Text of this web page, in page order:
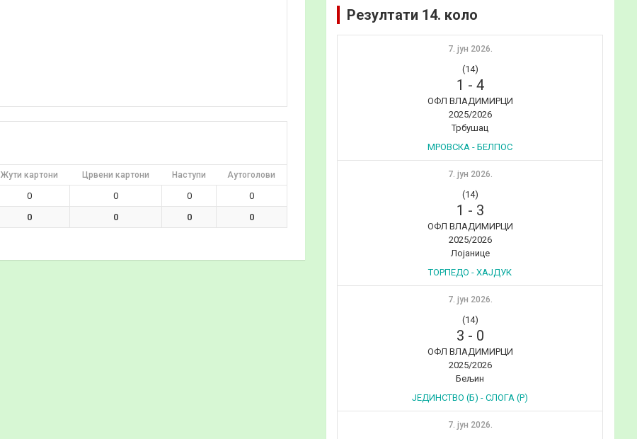
Жути картони Црвени картони Наступи Аутоголови
0 0 0
0
0 0 0 0
Резултати 14. коло
7. јун 2026.
(14)
1 - 4
ОФЛ ВЛАДИМИРЦИ
2025/2026
Трбушац
МРОВСКА - БЕЛПОС
7. јун 2026.
(14)
1 - 3
ОФЛ ВЛАДИМИРЦИ
2025/2026
Лојанице
ТОРПЕДО - ХАЈДУК
7. јун 2026.
(14)
3 - 0
ОФЛ ВЛАДИМИРЦИ
2025/2026
Бељин
ЈЕДИНСТВО (Б) - СЛОГА (Р)
7. јун 2026.